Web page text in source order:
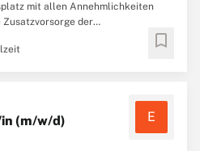
mit allen Annehmlichkeiten
der
und der Länder (VBL), bei uns als
im öffentlichen Dienst • Eine
bookmark
(m/w/d) E